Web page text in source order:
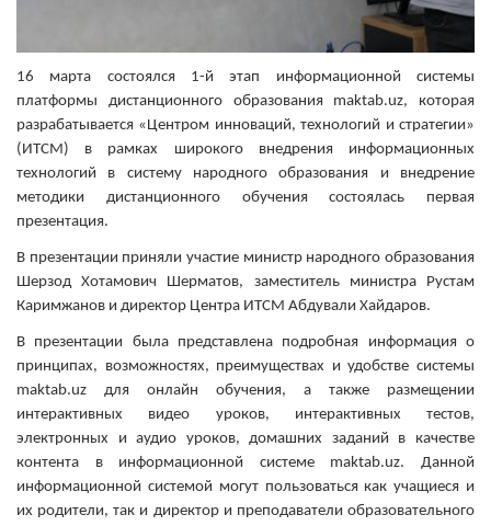
16 марта состоялся 1-й этап информационной системы
платформы дистанционного образования maktab.uz, которая
разрабатывается «Центром инноваций, технологий и стратегии»
(ИТСМ) в рамках широкого внедрения информационных
технологий в систему народного образования и внедрение
методики дистанционного обучения состоялась первая
презентация.
В презентации приняли участие министр народного образования
Шерзод Хотамович Шерматов, заместитель министра Рустам
Каримжанов и директор Центра ИТСМ Абдували Хайдаров.
В презентации была представлена подробная информация о
принципах, возможностях, преимуществах и удобстве системы
maktab.uz для онлайн обучения, а также размещении
интерактивных видео уроков, интерактивных тестов,
электронных и аудио уроков, домашних заданий в качестве
контента в информационной системе maktab.uz. Данной
информационной системой могут пользоваться как учащиеся и
их родители, так и директор и преподаватели образовательного